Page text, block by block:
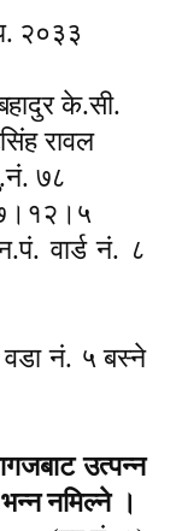
२०३३
के.सी.
रावल
७८
वार्ड नं. ८
वडा नं. ५ बस्ने
उत्पन्न
भन्न नमिल्ने ।